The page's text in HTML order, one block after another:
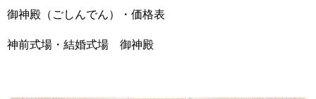
御神殿（ごしんでん）・価格表
神前式場・結婚式場 御神殿